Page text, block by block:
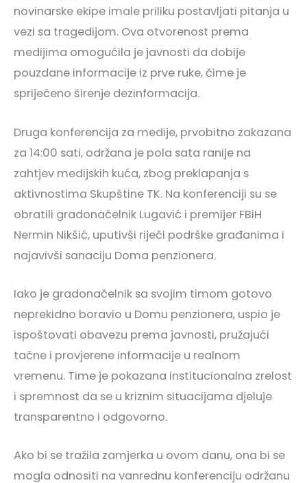
novinarske ekipe imale priliku postavljati pitanja u
vezi sa tragedijom. Ova otvorenost prema
medijima omogućila je javnosti da dobije
pouzdane informacije iz prve ruke, čime je
spriječeno širenje dezinformacija.
Druga konferencija za medije, prvobitno zakazana
za 14:00 sati, održana je pola sata ranije na
zahtjev medijskih kuća, zbog preklapanja s
aktivnostima Skupštine TK. Na konferenciji su se
obratili gradonačelnik Lugavić i premijer FBiH
Nermin Nikšić, uputivši riječi podrške građanima i
najavivši sanaciju Doma penzionera.
Iako je gradonačelnik sa svojim timom gotovo
neprekidno boravio u Domu penzionera, uspio je
ispoštovati obavezu prema javnosti, pružajući
tačne i provjerene informacije u realnom
vremenu. Time je pokazana institucionalna zrelost
i spremnost da se u kriznim situacijama djeluje
transparentno i odgovorno.
Ako bi se tražila zamjerka u ovom danu, ona bi se
mogla odnositi na vanrednu konferenciju održanu